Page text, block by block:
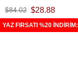
$28.88
$84.02
YAZ FIRSATI %20 İNDİRİM: